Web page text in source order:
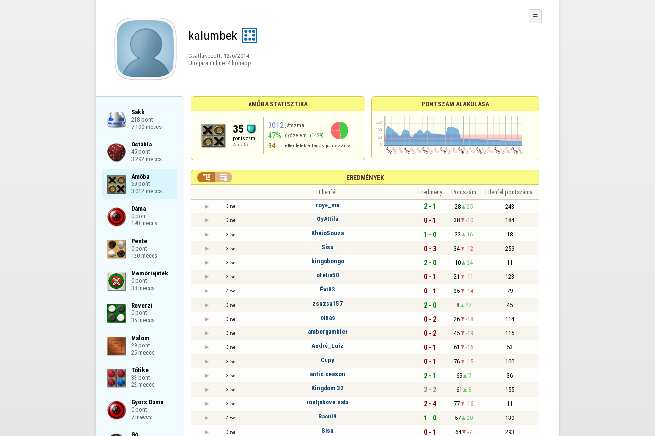
kalumbek
Csatlakozott: 12/6/2014
Utoljára online: 4 hónapja
☰
Sakk
218 pont
7 190 meccs
Ostábla
45 pont
3 292 meccs
Amőba
50 pont
3 012 meccs
Dáma
0 pont
190 meccs
Pente
0 pont
120 meccs
Memóriajáték
0 pont
38 meccs
Reverzi
0 pont
36 meccs
Malom
29 pont
25 meccs
Tőtike
33 pont
22 meccs
Gyors Dáma
0 pont
7 meccs
Gó
AMŐBA STATISZTIKA
35
pontszám
Amatőr
3012 játszma
47% győzelem (1429)
94 ellenfelek átlagos pontszáma
PONTSZÁM ALAKULÁSA
EREDMÉNYEK
 
Ellenfél Eredmény Pontszám Ellenfél pontszáma
3 éve roye_ma 2 - 1 28 25 243
3 éve GyAttila 0 - 1 38 -10 184
3 éve KhaioSouza 1 - 0 22 16 18
3 éve Sisu 0 - 3 34 -12 259
3 éve bingobongo 2 - 0 10 24 11
3 éve ofelia50 0 - 1 21 -11 123
3 éve Évi83 0 - 1 35 -14 79
3 éve zsuzsa157 2 - 0 8 27 45
3 éve oinas 0 - 2 26 -18 114
3 éve ambergambler 0 - 2 45 -19 115
3 éve André_Luiz 0 - 1 61 -16 53
3 éve Cupy 0 - 1 76 -15 100
3 éve antic season 2 - 1 69 7 36
3 éve Kingdom 32 2 - 2 61 8 155
3 éve rosljakova.nata 2 - 4 77 -16 11
3 éve Raoul9 1 - 0 57 20 139
3 éve Sisu 0 - 1 64 -7 293